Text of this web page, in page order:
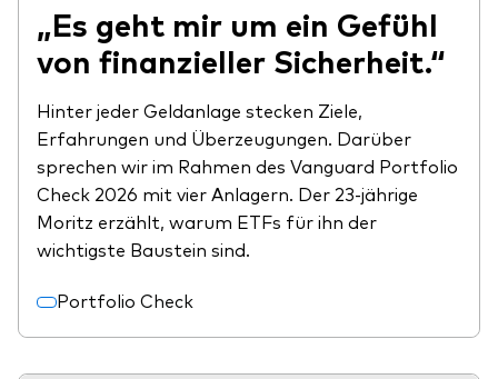
„Es geht mir um ein Gefühl
von finanzieller Sicherheit.“
Hinter jeder Geldanlage stecken Ziele,
Erfahrungen und Überzeugungen. Darüber
sprechen wir im Rahmen des Vanguard Portfolio
Check 2026 mit vier Anlagern. Der 23-jährige
Moritz erzählt, warum ETFs für ihn der
wichtigste Baustein sind.
Portfolio Check